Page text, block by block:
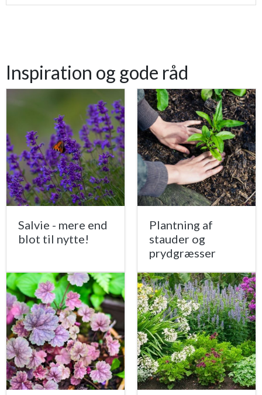
Inspiration og gode råd
Salvie - mere end
blot til nytte!
Plantning af
stauder og
prydgræsser